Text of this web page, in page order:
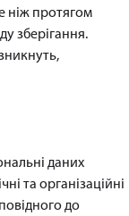
ніж протягом
зберігання.
даних
та організаційні
до